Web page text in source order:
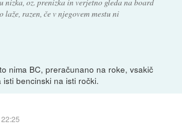
laže, razen, če v njegovem mestu ni
nima BC, preračunano na roke, vsakič
bencinski na isti ročki.